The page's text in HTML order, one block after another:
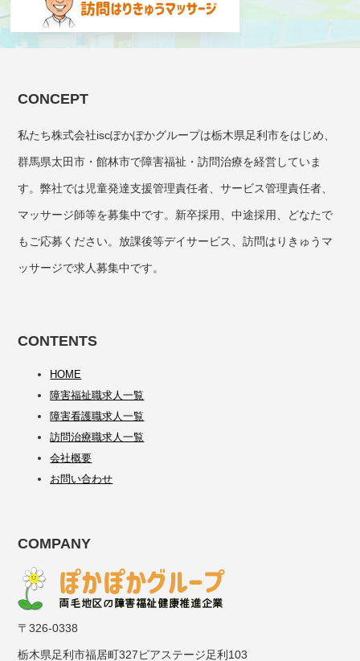
CONCEPT
私たち株式会社iscぽかぽかグループは栃木県足利市をはじめ、
群馬県太田市・館林市で障害福祉・訪問治療を経営していま
す。弊社では児童発達支援管理責任者、サービス管理責任者、
マッサージ師等を募集中です。新卒採用、中途採用、どなたで
もご応募ください。放課後等デイサービス、訪問はりきゅうマ
ッサージで求人募集中です。
CONTENTS
HOME
障害福祉職求人一覧
障害看護職求人一覧
訪問治療職求人一覧
会社概要
お問い合わせ
COMPANY
〒326-0338
栃木県足利市福居町327ピアステージ足利103